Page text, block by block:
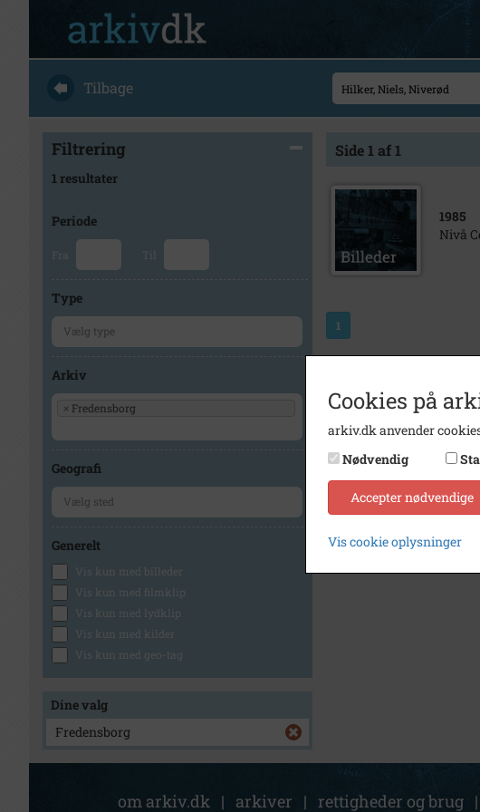
Tilbage
Filtrering
1 resultater
Periode
Fra Til
Type
Arkiv
× Fredensborg
Geografi
Generelt
Vis kun med billeder
Vis kun med filmklip
Vis kun med lydklip
Vis kun med kilder
Vis kun med geo-tag
Dine valg
Fredensborg
Side 1 af 1
1985
Nivå
1
om arkiv.dk | arkiver | rettigheder og brug |
Cookies på
arkiv.dk anvender
Nødvendig
Accepter nødvendige
Vis cookie oplysninger